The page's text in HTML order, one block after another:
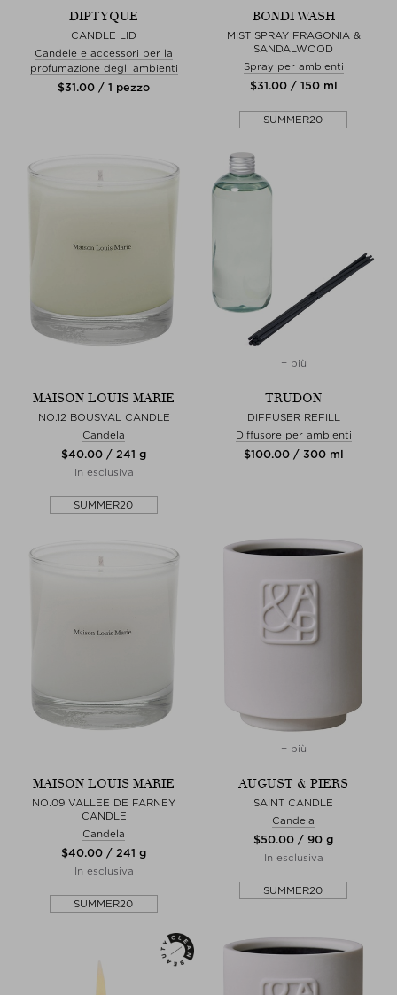
DIPTYQUE
CANDLE LID
Candele e accessori per la
profumazione degli ambienti
$‌31.00 / 1 pezzo
BONDI WASH
MIST SPRAY FRAGONIA &
SANDALWOOD
Spray per ambienti
$‌31.00 / 150 ml
SUMMER20
MAISON LOUIS MARIE
NO.12 BOUSVAL CANDLE
Candela
$‌40.00 / 241 g
In esclusiva
SUMMER20
+ più
TRUDON
DIFFUSER REFILL
Diffusore per ambienti
$‌100.00 / 300 ml
MAISON LOUIS MARIE
NO.09 VALLEE DE FARNEY
CANDLE
Candela
$‌40.00 / 241 g
In esclusiva
SUMMER20
+ più
AUGUST & PIERS
SAINT CANDLE
Candela
$‌50.00 / 90 g
In esclusiva
SUMMER20